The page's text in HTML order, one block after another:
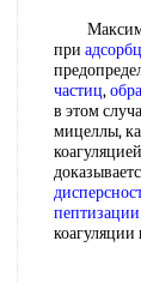
при
частиц,
в этом
мицеллы,
пептизации
коагуляции